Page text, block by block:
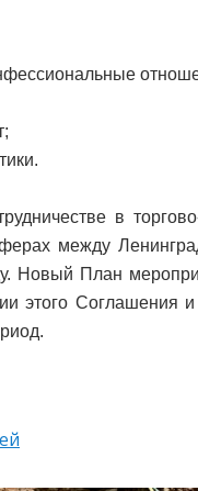
в
между
Новый План
этого Соглашения